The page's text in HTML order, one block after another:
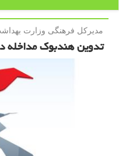
مدیركل فرهنگی وزارت
تدوین هندبوك مداخله